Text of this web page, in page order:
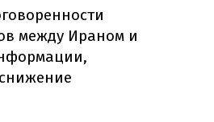
между Ираном и